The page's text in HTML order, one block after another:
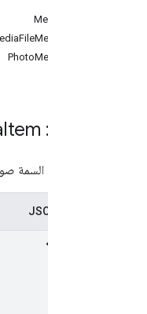
MediaFile
PhotoMetadata
المورد: Picked Item
تمثّل هذه السمة